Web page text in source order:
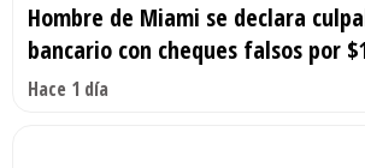
Hombre de Miami se declara
bancario con cheques falsos por
Hace 1 día